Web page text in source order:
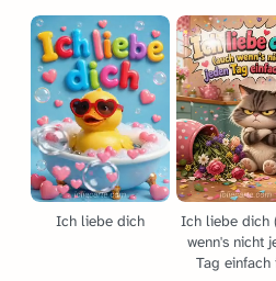
Ich liebe dich
Ich liebe dich
wenn's nicht
Tag einfach